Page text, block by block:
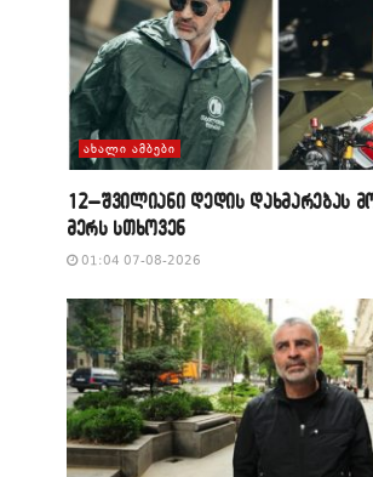
ᲐᲮᲐᲚᲘ ᲐᲛᲑᲔᲑᲘ
12–შვილიანი დედის დახმარებას
მერს სთხოვენ
01:04 07-08-2026